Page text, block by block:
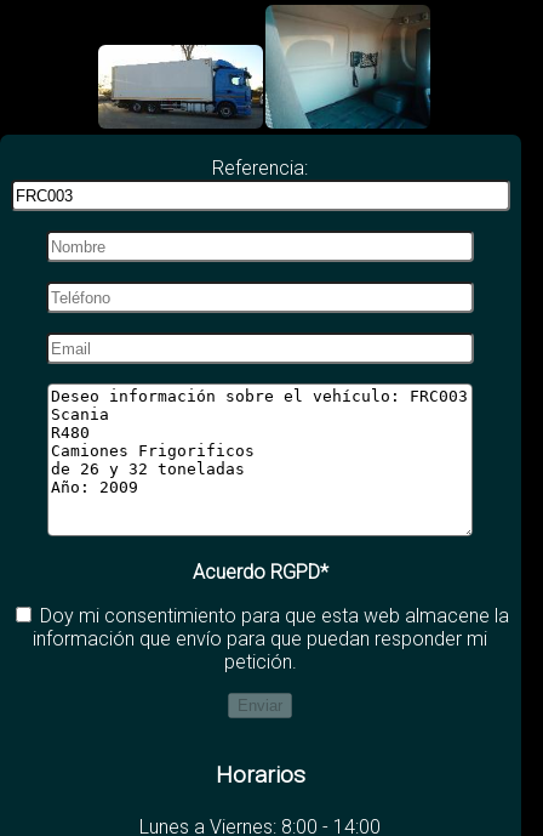
Referencia:
Acuerdo RGPD*
Doy mi consentimiento para que esta web almacene la
información que envío para que puedan responder mi
petición.
Horarios
Lunes a Viernes: 8:00 - 14:00